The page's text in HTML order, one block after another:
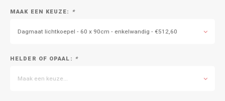
MAAK EEN KEUZE: *
Dagmaat lichtkoepel - 60 x 90cm - enkelwandig - €512,60
HELDER OF OPAAL: *
Maak een keuze...